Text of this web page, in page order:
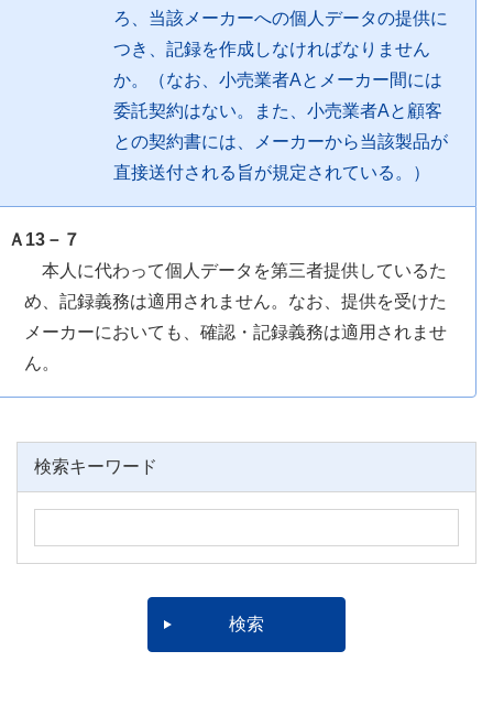
ろ、当該メーカーへの個人データの提供に
つき、記録を作成しなければなりません
か。（なお、小売業者Aとメーカー間には
委託契約はない。また、小売業者Aと顧客
との契約書には、メーカーから当該製品が
直接送付される旨が規定されている。）
Ａ13－７
本人に代わって個人データを第三者提供しているた
め、記録義務は適用されません。なお、提供を受けた
メーカーにおいても、確認・記録義務は適用されませ
ん。
検索キーワード